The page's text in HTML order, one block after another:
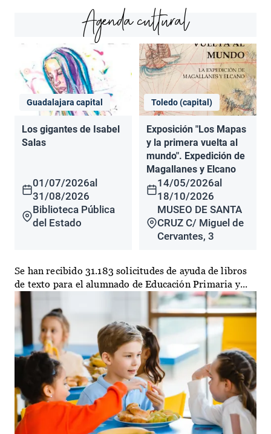
Agenda cultural
Guadalajara capital
Los gigantes de Isabel
Salas
01/07/2026al
31/08/2026
Biblioteca Pública
del Estado
Toledo (capital)
Exposición "Los Mapas
y la primera vuelta al
mundo". Expedición de
Magallanes y Elcano
14/05/2026al
18/10/2026
MUSEO DE SANTA
CRUZ C/ Miguel de
Cervantes, 3
Se han recibido 31.183 solicitudes de ayuda de libros
de texto para el alumnado de Educación Primaria y...